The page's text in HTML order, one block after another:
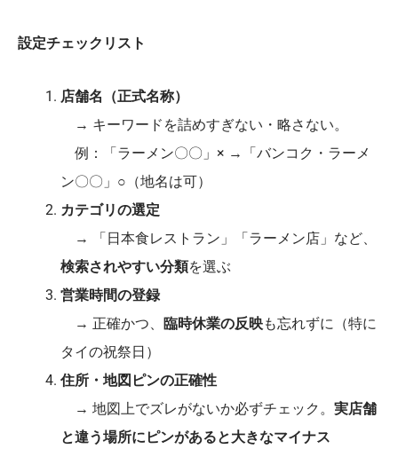
設定チェックリスト
店舗名（正式名称）
→ キーワードを詰めすぎない・略さない。
例：「ラーメン〇〇」× →「バンコク・ラーメ
ン〇〇」○（地名は可）
カテゴリの選定
→ 「日本食レストラン」「ラーメン店」など、
検索されやすい分類を選ぶ
営業時間の登録
→ 正確かつ、 臨時休業の反映も忘れずに（特に
タイの祝祭日）
住所・地図ピンの正確性
→ 地図上でズレがないか必ずチェック。 実店舗
と違う場所にピンがあると大きなマイナス